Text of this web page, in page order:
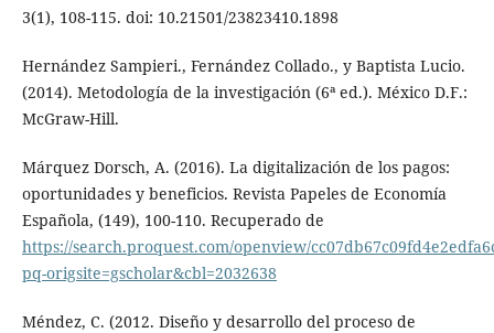
3(1), 108-115. doi: 10.21501/23823410.1898
Hernández Sampieri., Fernández Collado., y Baptista Lucio.
(2014). Metodología de la investigación (6ª ed.). México D.F.:
McGraw-Hill.
Márquez Dorsch, A. (2016). La digitalización de los pagos:
oportunidades y beneficios. Revista Papeles de Economía
Española, (149), 100-110. Recuperado de
https://search.proquest.com/openview/
pq-origsite=gscholar&cbl=2032638
Méndez, C. (2012. Diseño y desarrollo del proceso de